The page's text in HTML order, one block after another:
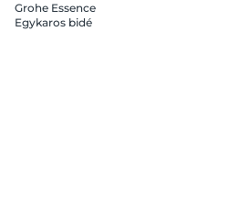
Grohe Essence
Egykaros bidé